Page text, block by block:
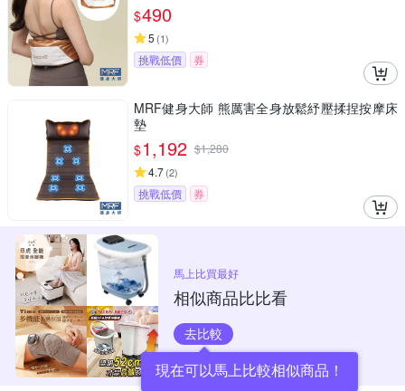
$490
5 (1)
挑戰低價 券
MRF健身大師 熊厲害全身放鬆紓壓揉捏按摩床
墊
$1,192 $1,280
4.7(2)
挑戰低價 券
馬上比買最好
相似商品比比看
去比較
現在可以馬上比較相似商品！